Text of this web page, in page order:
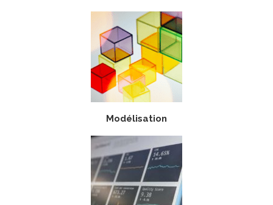
Modélisation